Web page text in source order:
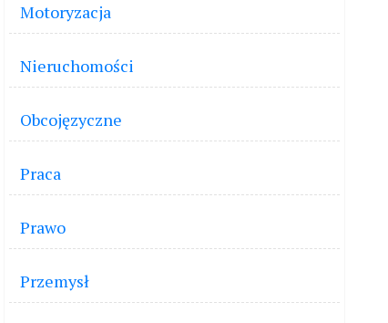
Motoryzacja
Nieruchomości
Obcojęzyczne
Praca
Prawo
Przemysł